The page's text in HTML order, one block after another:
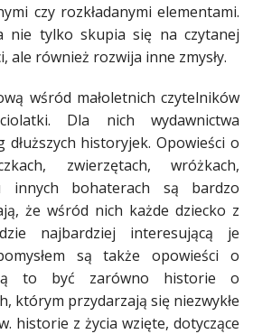
czy rozkładanymi elementami.
nie tylko skupia się na czytanej
ale również rozwija inne zmysły.
wśród małoletnich czytelników
Dla nich wydawnictwa
dłuższych historyjek. Opowieści o
zwierzętach, wróżkach,
innych bohaterach są bardzo
że wśród nich każde dziecko z
najbardziej interesującą je
są także opowieści o
to być zarówno historie o
którym przydarzają się niezwykłe
historie z życia wzięte, dotyczące